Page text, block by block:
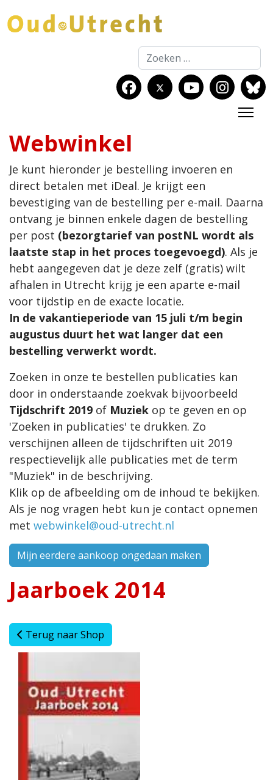
Zoeken
Webwinkel
Je kunt hieronder je bestelling invoeren en
direct betalen met iDeal. Je krijgt een
bevestiging van de bestelling per e-mail. Daarna
ontvang je binnen enkele dagen de bestelling
per post (bezorgtarief van postNL wordt als
laatste stap in het proces toegevoegd). Als je
hebt aangegeven dat je deze zelf (gratis) wilt
afhalen in Utrecht krijg je een aparte e-mail
voor tijdstip en de exacte locatie.
In de vakantieperiode van 15 juli t/m begin
augustus duurt het wat langer dat een
bestelling verwerkt wordt.
Zoeken in onze te bestellen publicaties kan
door in onderstaande zoekvak bijvoorbeeld
Tijdschrift 2019 of Muziek op te geven en op
'Zoeken in publicaties' te drukken. Zo
verschijnen alleen de tijdschriften uit 2019
respectievelijk alle publicaties met de term
"Muziek" in de beschrijving.
Klik op de afbeelding om de inhoud te bekijken.
Als je nog vragen hebt kun je contact opnemen
met webwinkel@oud-utrecht.nl
Mijn eerdere aankoop ongedaan maken
Jaarboek 2014
Terug naar Shop